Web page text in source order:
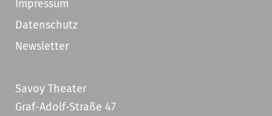
Impressum
Datenschutz
Newsletter
Savoy Theater
Graf-Adolf-Straße 47